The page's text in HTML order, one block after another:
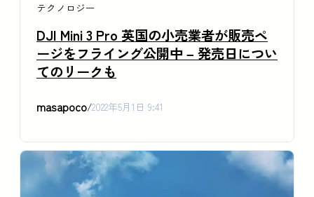
テクノロジー
DJI Mini 3 Pro 英国の小売業者が販売ペ
ージをフライング公開中 – 発売日につい
てのリークも
masapoco/2022年5月1日 9:41